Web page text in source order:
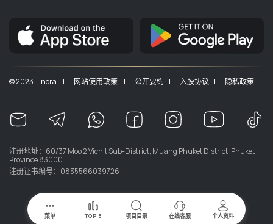
菜单 TOP 3 项目目录 在线客服 个人资料
© 2023 Tinora | 网站使用政策 | 公开要约 | 入股协议 | 隐私政策
注册地址：60/37 Moo 2 Vichit Sub-District, Muang Phuket District, Phuket
Province 83000
注册证书编号：0835566039726